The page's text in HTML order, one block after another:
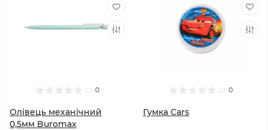
0
Олівець механічний
0,5мм Buromax
0
Гумка Cars